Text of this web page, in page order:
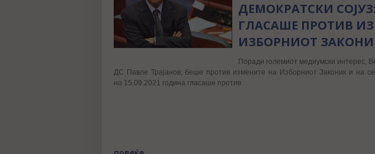
ДЕМОКРАТСКИ СОЈУЗ:
ГЛАСАШЕ ПРОТИВ
ИЗБОРНИОТ
Поради големиот медиумски интерес,
ДС Павле Трајанов, беше против измените на Изборниот Законик и на
на 15.09.2021 година гласаше против